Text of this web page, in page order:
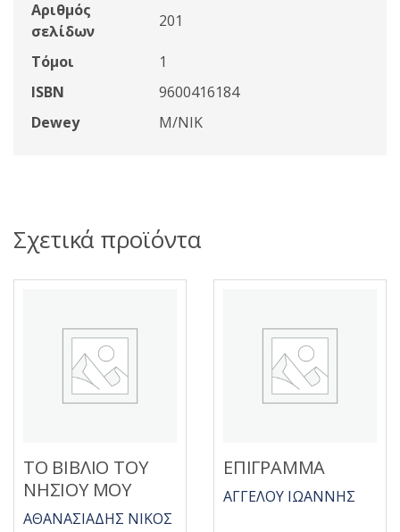
Αριθμός
σελίδων
201
Τόμοι
1
ISBN
9600416184
Dewey
Μ/ΝΙΚ
Σχετικά προϊόντα
ΤΟ ΒΙΒΛΙΟ ΤΟΥ
ΝΗΣΙΟΥ ΜΟΥ
ΑΘΑΝΑΣΙΑΔΗΣ ΝΙΚΟΣ
ΕΠΙΓΡΑΜΜΑ
ΑΓΓΕΛΟΥ ΙΩΑΝΝΗΣ